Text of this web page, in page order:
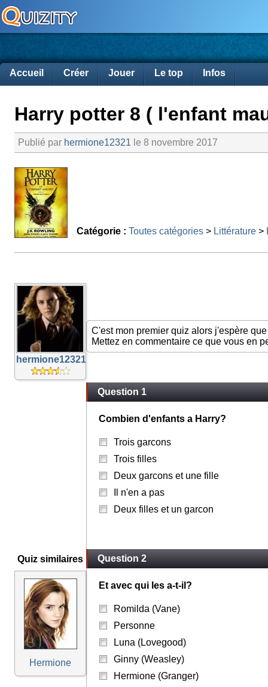
Accueil Créer Jouer Le top Infos
Harry potter 8 ( l'enfant
Publié par hermione12321 le 8 novembre 2017
Catégorie : Toutes catégories > Littérature >
hermione12321
Quiz similaires
Hermione
C'est mon premier quiz alors j'espère
Mettez en commentaire ce que vous en
Question 1
Combien d'enfants a Harry?
Trois garcons
Trois filles
Deux garcons et une fille
Il n'en a pas
Deux filles et un garcon
Question 2
Et avec qui les a-t-il?
Romilda (Vane)
Personne
Luna (Lovegood)
Ginny (Weasley)
Hermione (Granger)